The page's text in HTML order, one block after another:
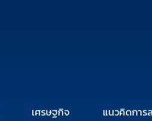
เศรษฐกิจ แนวคิดการ